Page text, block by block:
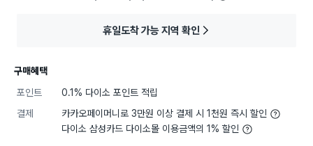
휴일도착 가능 지역 확인
구매혜택
포인트
0.1% 다이소 포인트 적립
결제
카카오페이머니로 3만원 이상 결제 시 1천원 즉시 할인
다이소 삼성카드 다이소몰 이용금액의 1% 할인